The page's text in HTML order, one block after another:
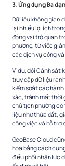
3. Ứng dụng Đa
Dữ liệu không gian
lại nhiều lợi ích
đóng vai trò quan
phương, từ việc
các dịch vụ công
Ví dụ, đội Cảnh sát
truy cập dữ liệu
kiểm soát các
xác, tránh mất thời
chủ tịch phường có
liệu như thửa đất,
công việc và hỗ trợ
GeoBase Cloud
họa bằng cách
điều phối nhân lực